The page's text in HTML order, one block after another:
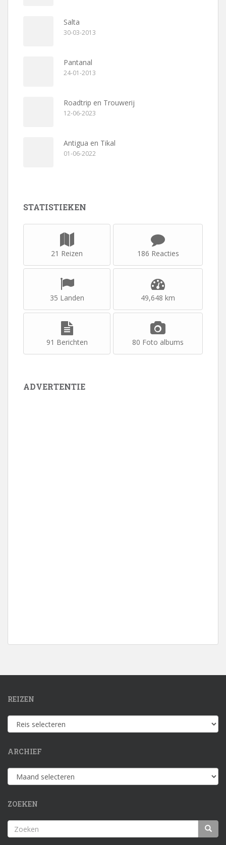
Salta
30-03-2013
Pantanal
24-01-2013
Roadtrip en Trouwerij
12-06-2023
Antigua en Tikal
01-06-2022
STATISTIEKEN
21 Reizen 186 Reacties
35 Landen 49,648 km
91 Berichten 80 Foto albums
ADVERTENTIE
REIZEN
Reizen
ARCHIEF
Archief
ZOEKEN
Zoeken